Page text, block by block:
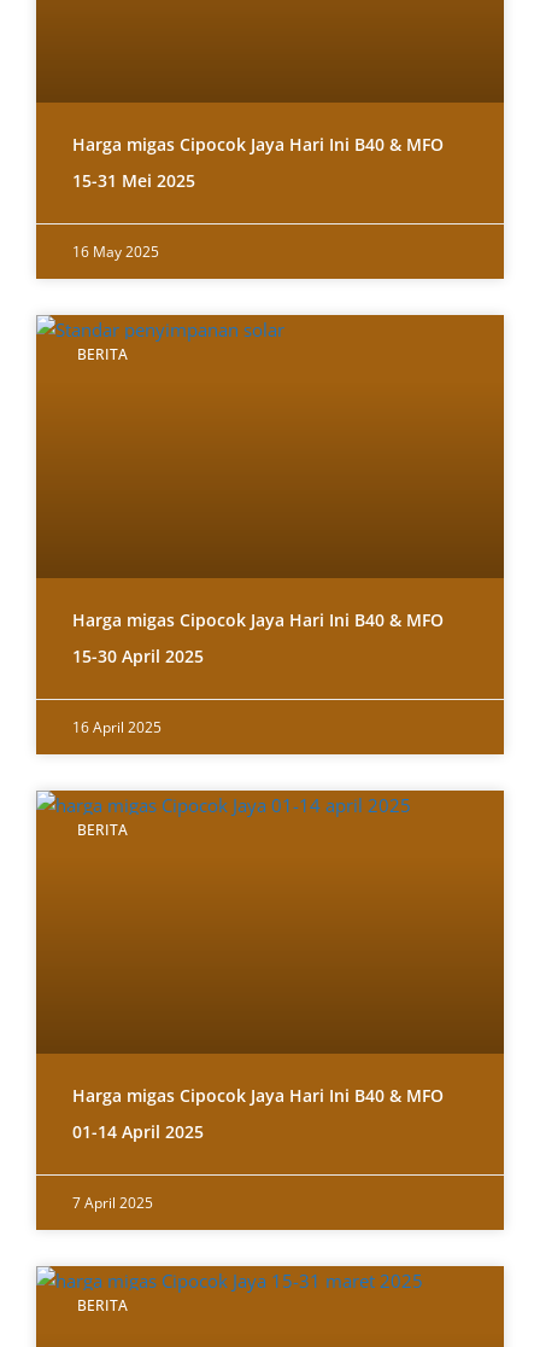
Harga migas Cipocok Jaya Hari Ini B40 & MFO
15-31 Mei 2025
16 May 2025
BERITA
Harga migas Cipocok Jaya Hari Ini B40 & MFO
15-30 April 2025
16 April 2025
BERITA
Harga migas Cipocok Jaya Hari Ini B40 & MFO
01-14 April 2025
7 April 2025
BERITA